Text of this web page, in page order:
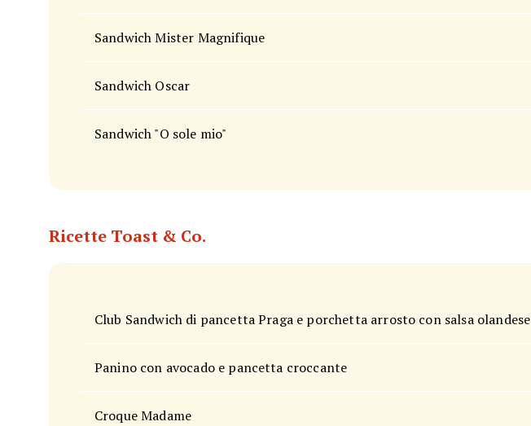
Sandwich Mister Magnifique
Sandwich Oscar
Sandwich "O sole mio"
Ricette Toast & Co.
Club Sandwich di pancetta Praga e porchetta arrosto con salsa olandese
Panino con avocado e pancetta croccante
Croque Madame